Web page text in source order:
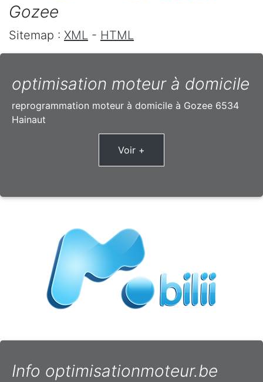
Gozee
Sitemap : XML - HTML
optimisation moteur à domicile
reprogrammation moteur à domicile à Gozee 6534
Hainaut
Voir +
Info optimisationmoteur.be